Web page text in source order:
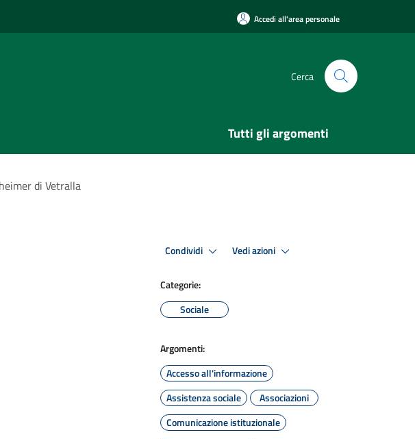
Accedi all'area personale
Cerca
Tutti gli argomenti
di Vetralla
Condividi Vedi azioni
Categorie:
Sociale
Argomenti:
Accesso all'informazione
Assistenza sociale
Associazioni
Comunicazione istituzionale